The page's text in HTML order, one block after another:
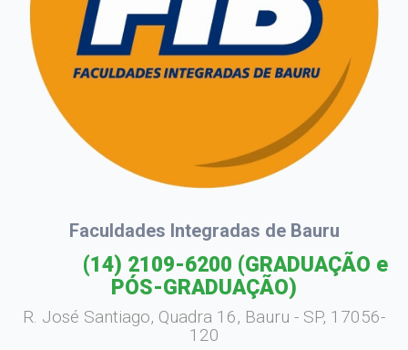
Faculdades Integradas de Bauru
(14) 2109-6200 (GRADUAÇÃO e
PÓS-GRADUAÇÃO)
R. José Santiago, Quadra 16, Bauru - SP, 17056-
120